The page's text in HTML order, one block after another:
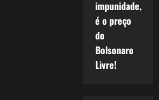
impunidade,
é o preço
do
Bolsonaro
Livre!